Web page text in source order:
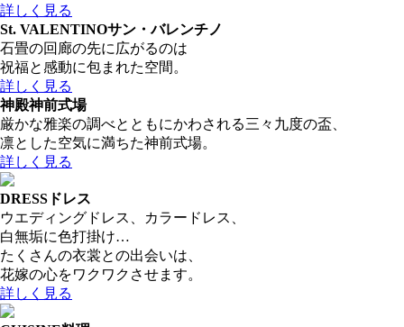
詳しく見る
St. VALENTINOサン・バレンチノ
石畳の回廊の先に広がるのは
祝福と感動に包まれた空間。
詳しく見る
神殿神前式場
厳かな雅楽の調べとともにかわされる三々九度の盃、
凛とした空気に満ちた神前式場。
詳しく見る
DRESS ドレス
ウエディングドレス、カラードレス、
白無垢に色打掛け…
たくさんの衣裳との出会いは、
花嫁の心をワクワクさせます。
詳しく見る